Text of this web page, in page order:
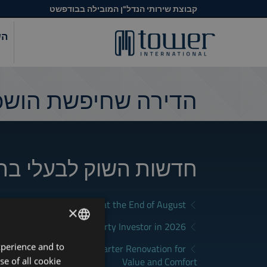
קבוצת שירותי הנדל"ן המובילה בבודפשט
הדירה שחיפשת
חדשות השוק לבעלי
Rental in Budapest at the End of August
District Fits Which Property Investor in 2026?
How to Plan a Smarter Renovation for
Value and Comfort
ENGLISH
HUNGARIAN
×
and to
of all cookie